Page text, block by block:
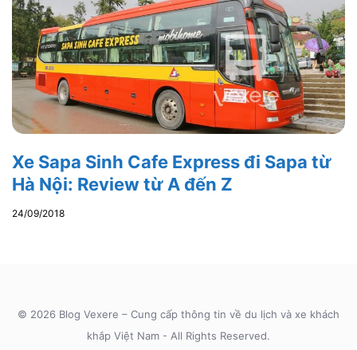
Xe Sapa Sinh Cafe Express đi Sapa từ
Hà Nội: Review từ A đến Z
24/09/2018
© 2026 Blog Vexere – Cung cấp thông tin về du lịch và xe khách
khắp Việt Nam - All Rights Reserved.